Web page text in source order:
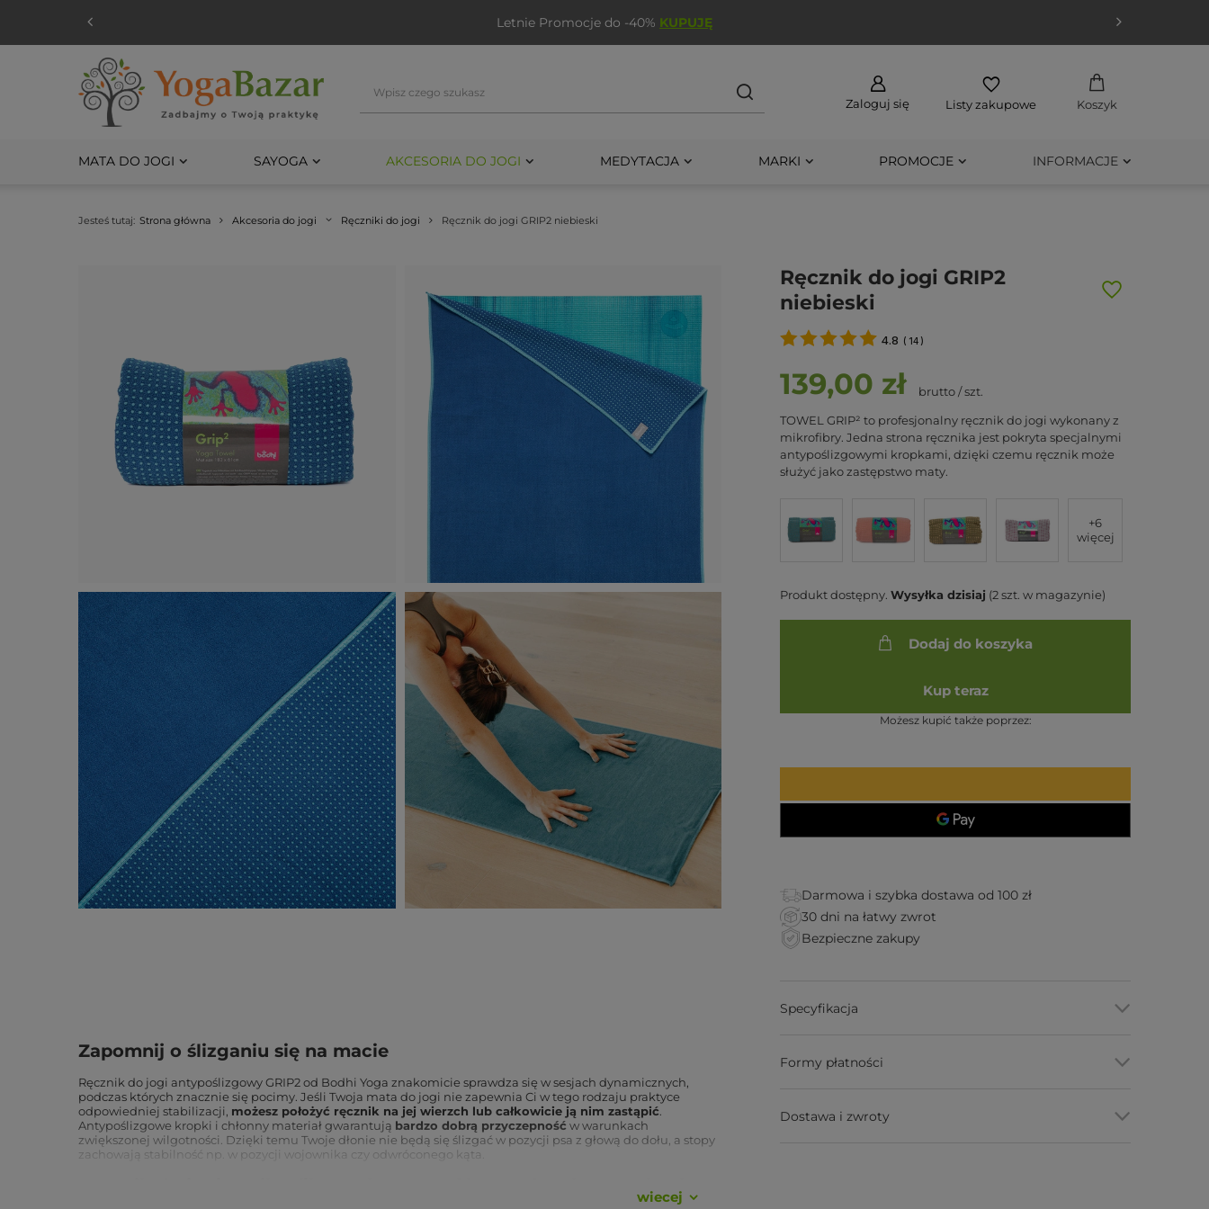
Letnie Promocje do -40% KUPUJĘ
Zaloguj się Listy zakupowe Koszyk
MATA DO JOGI SAYOGA AKCESORIA DO JOGI MEDYTACJA MARKI PROMOCJE INFORMACJE
Jesteś tutaj: Strona główna Akcesoria do jogi Ręczniki do jogi Ręcznik do jogi GRIP2 niebieski
Ręcznik do jogi GRIP2
niebieski
4.8 ( 14 )
139,00 zł brutto/szt.
TOWEL GRIP² to profesjonalny ręcznik do jogi wykonany z
mikrofibry. Jedna strona ręcznika jest pokryta specjalnymi
antypoślizgowymi kropkami, dzięki czemu ręcznik może
służyć jako zastępstwo maty.
+6
więcej
Produkt dostępny Wysyłkadzisiaj (2 szt. w magazynie)
Dodaj do koszyka
Kup teraz
Możesz kupić także poprzez:
Darmowa i szybka dostawa od 100 zł
30 dni na łatwy zwrot
Bezpieczne zakupy
Zapomnij o ślizganiu się na macie
Ręcznik do jogi antypoślizgowy GRIP2 od Bodhi Yoga znakomicie sprawdza się w sesjach dynamicznych,
podczas których znacznie się pocimy. Jeśli Twoja mata do jogi nie zapewnia Ci w tego rodzaju praktyce
odpowiedniej stabilizacji, możesz położyć ręcznik na jej wierzch lub całkowicie ją nim zastąpić
Antypoślizgowe kropki i chłonny materiał gwarantują bardzo dobrą przyczepność w warunkach
zwiększonej wilgotności. Dzięki temu Twoje dłonie nie będą się ślizgać w pozycji psa z głową do dołu, a stopy
zachowają stabilność np. w pozycji wojownika czy odwróconego kąta.
wiecej
Specyfikacja
Formy płatności
Dostawa i zwroty